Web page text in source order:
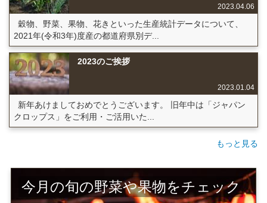
2023.04.06
穀物、野菜、果物、花きといった生産統計データについて、
2021年(令和3年)度産の都道府県別デ...
2023のご挨拶
2023.01.04
新年あけましておめでとうございます。 旧年中は「ジャパン
クロップス」をご利用・ご活用いた...
もっと見る
今月の旬の野菜や果物をチェック